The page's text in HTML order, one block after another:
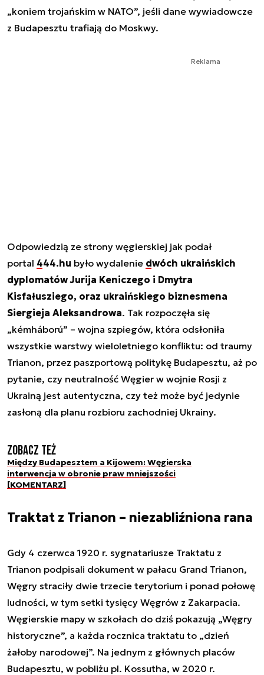
„koniem trojańskim w NATO”, jeśli dane wywiadowcze
z Budapesztu trafiają do Moskwy.
Reklama
Odpowiedzią ze strony węgierskiej jak podał
portal 444.hu było wydalenie dwóch ukraińskich
dyplomatów Jurija Keniczego i Dmytra
Kisfałusziego, oraz ukraińskiego biznesmena
Siergieja Aleksandrowa. Tak rozpoczęła się
„kémháború” – wojna szpiegów, która odsłoniła
wszystkie warstwy wieloletniego konfliktu: od traumy
Trianon, przez paszportową politykę Budapesztu, aż po
pytanie, czy neutralność Węgier w wojnie Rosji z
Ukrainą jest autentyczna, czy też może być jedynie
zasłoną dla planu rozbioru zachodniej Ukrainy.
Zobacz też
Między Budapesztem a Kijowem: Węgierska
interwencja w obronie praw mniejszości
[KOMENTARZ]
Traktat z Trianon – niezabliźniona rana
Gdy 4 czerwca 1920 r. sygnatariusze Traktatu z
Trianon podpisali dokument w pałacu Grand Trianon,
Węgry straciły dwie trzecie terytorium i ponad połowę
ludności, w tym setki tysięcy Węgrów z Zakarpacia.
Węgierskie mapy w szkołach do dziś pokazują „Węgry
historyczne”, a każda rocznica traktatu to „dzień
żałoby narodowej”. Na jednym z głównych placów
Budapesztu, w pobliżu pl. Kossutha, w 2020 r.